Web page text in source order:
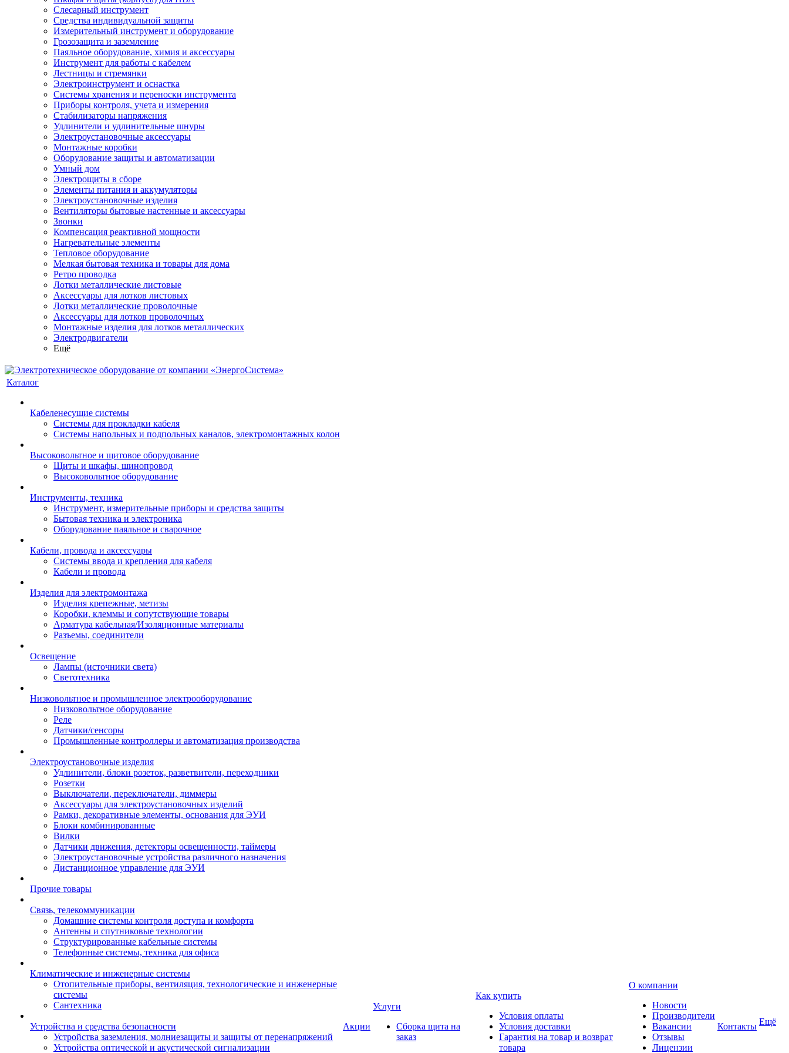
Слесарный инструмент
Средства индивидуальной защиты
Измерительный инструмент и оборудование
Грозозащита и заземление
Паяльное оборудование, химия и аксессуары
Инструмент для работы с кабелем
Лестницы и стремянки
Электроинструмент и оснастка
Системы хранения и переноски инструмента
Приборы контроля, учета и измерения
Стабилизаторы напряжения
Удлинители и удлинительные шнуры
Электроустановочные аксессуары
Монтажные коробки
Оборудование защиты и автоматизации
Умный дом
Электрощиты в сборе
Элементы питания и аккумуляторы
Электроустановочные изделия
Вентиляторы бытовые настенные и аксессуары
Звонки
Компенсация реактивной мощности
Нагревательные элементы
Тепловое оборудование
Мелкая бытовая техника и товары для дома
Ретро проводка
Лотки металлические листовые
Аксессуары для лотков листовых
Лотки металлические проволочные
Аксессуары для лотков проволочных
Монтажные изделия для лотков металлических
Электродвигатели
Ещё
Каталог
Кабеленесущие системы
Системы для прокладки кабеля
Системы напольных и подпольных каналов, электромонтажных колон
Высоковольтное и щитовое оборудование
Щиты и шкафы, шинопровод
Высоковольтное оборудование
Инструменты, техника
Инструмент, измерительные приборы и средства защиты
Бытовая техника и электроника
Оборудование паяльное и сварочное
Кабели, провода и аксессуары
Системы ввода и крепления для кабеля
Кабели и провода
Изделия для электромонтажа
Изделия крепежные, метизы
Коробки, клеммы и сопутствующие товары
Арматура кабельная/Изоляционные материалы
Разъемы, соединители
Освещение
Лампы (источники света)
Светотехника
Низковольтное и промышленное электрооборудование
Низковольтное оборудование
Реле
Датчики/сенсоры
Промышленные контроллеры и автоматизация производства
Электроустановочные изделия
Удлинители, блоки розеток, разветвители, переходники
Розетки
Выключатели, переключатели, диммеры
Аксессуары для электроустановочных изделий
Рамки, декоративные элементы, основания для ЭУИ
Блоки комбинированные
Вилки
Датчики движения, детекторы освещенности, таймеры
Электроустановочные устройства различного назначения
Дистанционное управление для ЭУИ
Прочие товары
Связь, телекоммуникации
Домашние системы контроля доступа и комфорта
Антенны и спутниковые технологии
Структурированные кабельные системы
Телефонные системы, техника для офиса
Климатические и инженерные системы
Отопительные приборы, вентиляция, технологические и инженерные
системы
Сантехника
Устройства и средства безопасности
Устройства заземления, молниезащиты и защиты от перенапряжений
Устройства оптической и акустической сигнализации
Акции
Услуги
Сборка щита на
заказ
Как купить
Условия оплаты
Условия доставки
Гарантия на товар и возврат
товара
О компании
Новости
Производители
Вакансии
Отзывы
Лицензии
Контакты Ещё